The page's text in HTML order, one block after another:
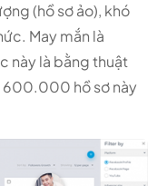
(hồ sơ ảo), khó
May mắn là
này là bằng thuật
600.000 hồ sơ này